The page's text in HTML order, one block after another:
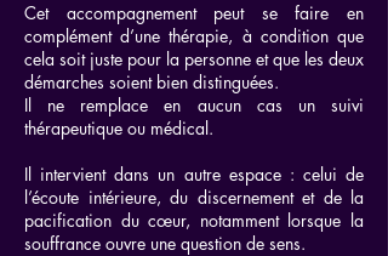
Cet accompagnement peut se faire en
complément d’une thérapie, à condition que
cela soit juste pour la personne et que les deux
démarches soient bien distinguées.
Il ne remplace en aucun cas un suivi
thérapeutique ou médical.
Il intervient dans un autre espace : celui de
l’écoute intérieure, du discernement et de la
pacification du cœur, notamment lorsque la
souffrance ouvre une question de sens.